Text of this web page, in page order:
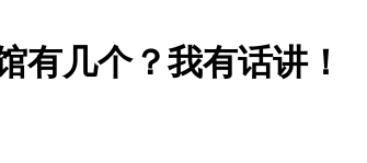
有几个？我有话讲！